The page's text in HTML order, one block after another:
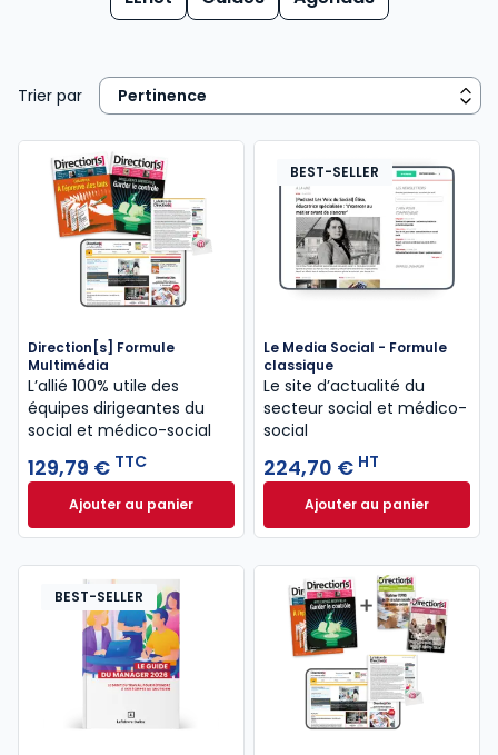
Trier par
Direction[s] Formule
Multimédia
L’allié 100% utile des
équipes dirigeantes du
social et médico-social
129,79 € TTC
Ajouter au panierDirection[s] Formule Multimédia à 129,79 € TTC
BEST-SELLER
Le Media Social - Formule
classique
Le site d’actualité du
secteur social et médico-
social
224,70 € HT
Ajouter au panier
Le Media Social -
BEST-SELLER